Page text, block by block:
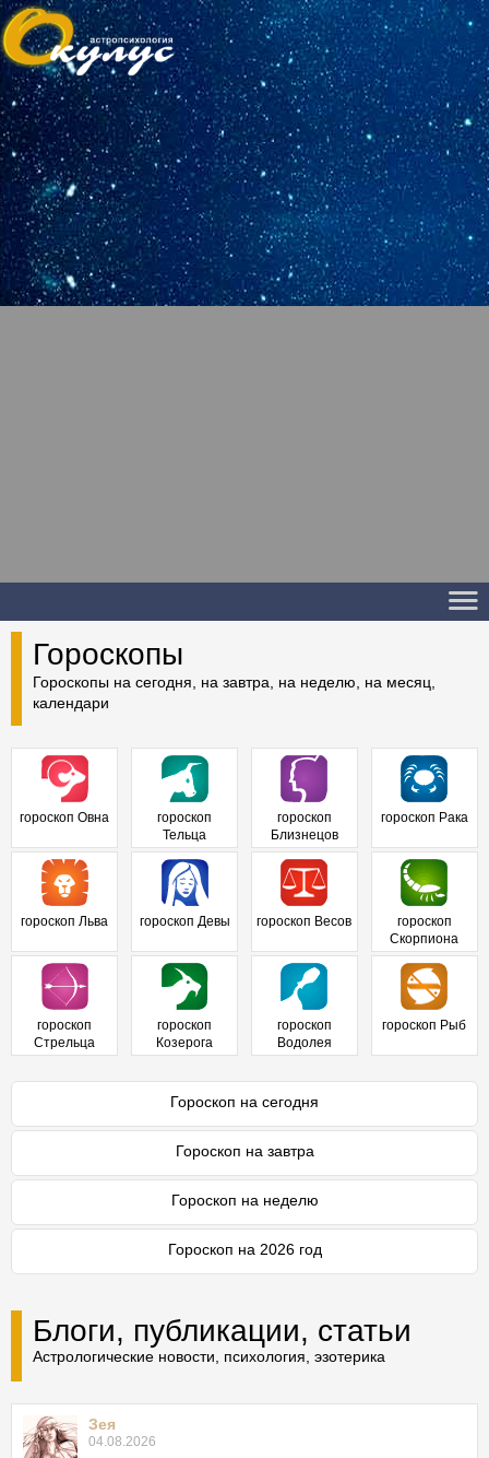
Гороскопы
Гороскопы на сегодня, на завтра, на неделю, на месяц,
календари
гороскоп Овна
гороскоп
Тельца
гороскоп
Близнецов
гороскоп Рака
гороскоп Льва гороскоп Девы гороскоп Весов
гороскоп
Скорпиона
гороскоп
Стрельца
гороскоп
Козерога
гороскоп
Водолея
гороскоп Рыб
Гороскоп на сегодня
Гороскоп на завтра
Гороскоп на неделю
Гороскоп на 2026 год
Блоги, публикации, статьи
Астрологические новости, психология, эзотерика
Зея
04.08.2026